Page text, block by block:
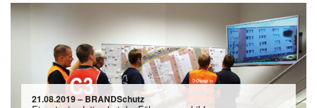
21.08.2019 – BRANDSchutz